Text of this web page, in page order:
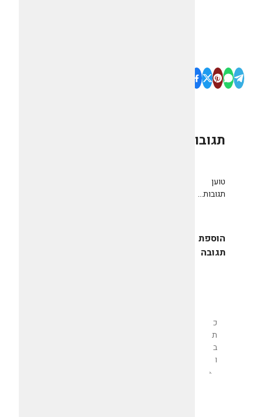
תגובות
טוען
תגובות...
הוספת
תגובה